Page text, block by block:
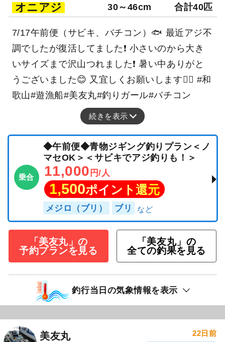
オニアジ 30～46cm 合計40匹
7/17午前便（サビキ、バチコン）🐟 最近アジ不
調でしたが復活してました❗️ 小さいのから大き
いサイズまで沢山つれました❗️ 暑い中ありがと
うございました😊 又宜しくお願いします🙇‍♀️ #和
歌山#遊漁船#美友丸#釣りガール#バチコン
続きを表示
乗合
◆午前便◆青物ジギング釣りプラン＜ノ
マセOK＞＜サビキでアジ釣りも！＞
11,000 円/人
1,500ポイント還元
メジロ（ブリ） ブリ
「美友丸」の
予約プランを見る
「美友丸」の
全ての釣果を見る
釣行当日の気象情報を表示
美友丸 22日前